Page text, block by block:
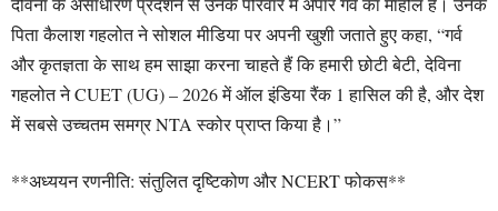
पिता कैलाश गहलोत ने सोशल मीडिया पर अपनी खुशी जताते हुए कहा, “गर्व
और कृतज्ञता के साथ हम साझा करना चाहते हैं कि हमारी छोटी बेटी, देविना
गहलोत ने CUET (UG) – 2026 में ऑल इंडिया रैंक 1 हासिल की है, और देश
में सबसे उच्चतम समग्र NTA स्कोर प्राप्त किया है।”
**अध्ययन रणनीति: संतुलित दृष्टिकोण और NCERT फोकस**